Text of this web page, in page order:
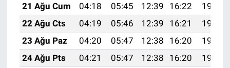
21 Ağu Cum
04:18 05:45 12:39 16:22
19:23
22 Ağu Cts
04:19 05:46 12:39 16:21
19:21
23 Ağu Paz
04:20 05:47 12:38 16:20
19:20
24 Ağu Pts
04:21 05:47 12:38 16:20
19:19